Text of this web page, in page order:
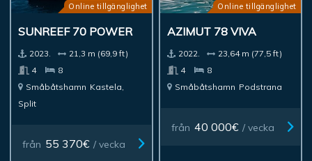
Online tillgänglighet
SUNREEF 70 POWER
2023.
21,3 m (69,9 ft)
4
8
Småbåtshamn Kastela,
Split
från 55 370€ / vecka
Online tillgänglighet
AZIMUT 78 VIVA
2022.
23,64 m (77,5 ft)
4
8
Småbåtshamn Podstrana
från 40 000€ / vecka